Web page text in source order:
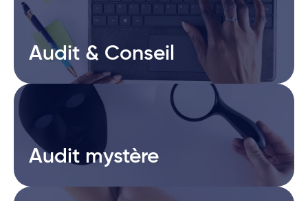
Audit & Conseil
Audit & Conseil
Audit mystère
Audit mystère